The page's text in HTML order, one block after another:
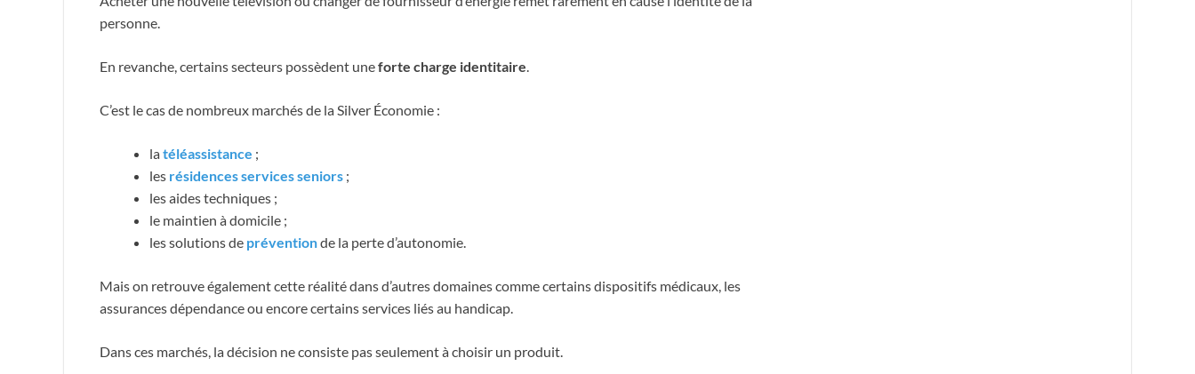
personne.
En revanche, certains secteurs possèdent uneforte charge identitaire.
C’est le cas de nombreux marchés de la Silver Économie :
latéléassistance ;
les résidences services seniors ;
les aides techniques ;
le maintien à domicile ;
les solutions de préventionde la perte d’autonomie.
Mais on retrouve également cette réalité dans d’autres domaines comme certains dispositifs médicaux, les
assurances dépendance ou encore certains services liés au handicap.
Dans ces marchés, la décision ne consiste pas seulement à choisir un produit.